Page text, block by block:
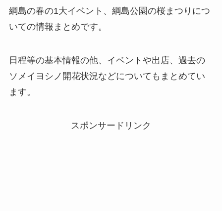
綱島の春の1大イベント、綱島公園の桜まつりにつ
いての情報まとめです。
日程等の基本情報の他、イベントや出店、過去の
ソメイヨシノ開花状況などについてもまとめてい
ます。
スポンサードリンク